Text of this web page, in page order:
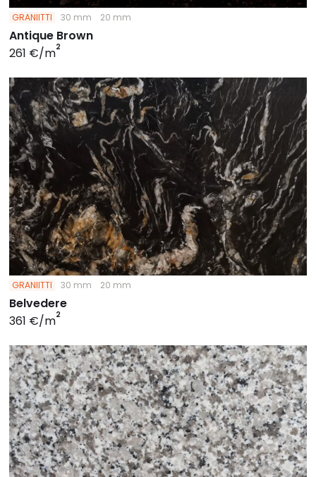
GRANIITTI 30 mm 20 mm
Antique Brown
261 €/m2
GRANIITTI 30 mm 20 mm
Belvedere
361 €/m2